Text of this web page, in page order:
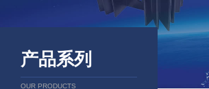
产品系列
OUR PRODUCTS